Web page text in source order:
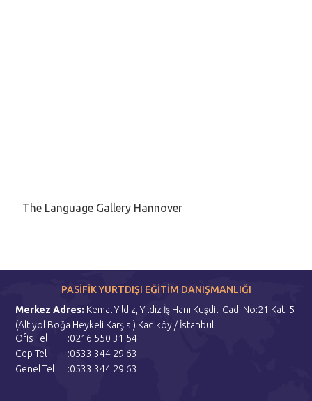
The Language Gallery Hannover
PASİFİK YURTDIŞI EĞİTİM DANIŞMANLIĞI
Merkez Adres: Kemal Yıldız, Yıldız İş Hanı Kuşdili Cad. No:21 Kat: 5
(Altıyol Boğa Heykeli Karşısı) Kadıköy / İstanbul
Ofis Tel
:0216 550 31 54
Cep Tel
:0533 344 29 63
Genel Tel
:0533 344 29 63